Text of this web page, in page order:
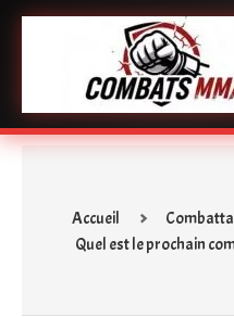
Aller
Accueil
Quel est le prochain